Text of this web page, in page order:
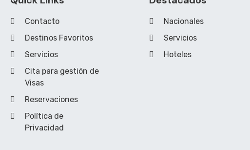
Contacto
Destinos Favoritos
Servicios
Cita para gestión de
Visas
Reservaciones
Política de
Privacidad
Nacionales
Servicios
Hoteles